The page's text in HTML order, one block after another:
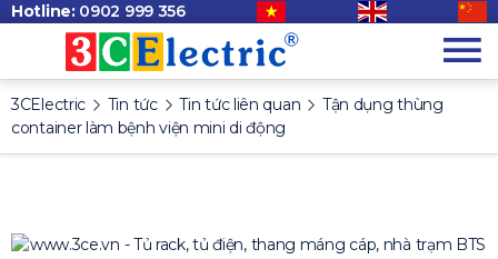
Hotline: 0902 999 356
3CElectric Tin tức Tin tức liên quan
Tận dụng thùng
container làm bệnh viện mini di động